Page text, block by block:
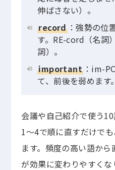
伸ばさない）。
record：強勢の位
す。RE-cord（名詞
詞）。
important ：im-
て、前後を弱めます。
会議や自己紹介で使う
1〜4で順に直すだけで
ます。頻度の高い語か
が効果に変わりやすくな